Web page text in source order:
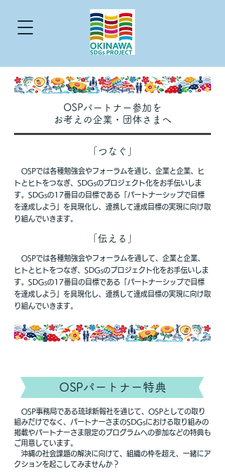
OSPパートナー参加を
お考えの企業・団体さまへ
​「つなぐ」
OSPでは各種勉強会やフォーラムを通じ、企業と企業、ヒ
トとヒトをつなぎ、SDGsのプロジェクト化をお手伝いしま
す。SDGsの17番目の目標である「パートナーシップで目標
を達成しよう」を具現化し、連携して達成目標の実現に向け取
り組んでいきます。
​「伝える」
OSPでは各種勉強会やフォーラムを通して、企業と企業、
ヒトとヒトをつなぎ、SDGsのプロジェクト化をお手伝いしま
す。SDGsの17番目の目標である「パートナーシップで目標
を達成しよう」を具現化し、連携して達成目標の実現に向け取
り組んでいきます。
​OSPパートナー特典
OSP事務局である琉球新報社を通じて、OSPとしての取り
組みだけでなく、パートナーさまのSDGsにおける取り組みの
掲載やパートナーさま限定のプログラムへの参加などの特典も
ご用意しています。
​ 沖縄の社会課題の解決に向けて、組織の枠を超え、一緒にア
クションを起こしてみませんか？